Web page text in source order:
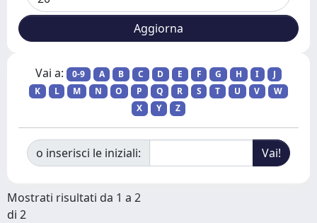
Vai a: 0-9 A B C D E F G H I
J
K
L M N O P Q R S T U V
W
X
Y Z
o inserisci le iniziali:
Mostrati risultati da 1 a 2
di 2